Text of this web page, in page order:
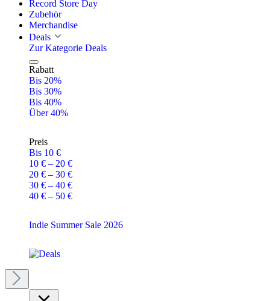
Record Store Day
Zubehör
Merchandise
Deals
Zur Kategorie Deals
Rabatt
Bis 20%
Bis 30%
Bis 40%
Über 40%
Preis
Bis 10 €
10 € – 20 €
20 € – 30 €
30 € – 40 €
40 € – 50 €
Indie Summer Sale 2026